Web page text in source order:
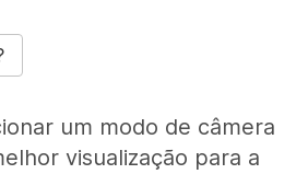
um modo de câmera
visualização para a